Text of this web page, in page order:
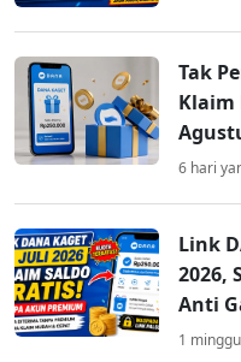
Tak
Klaim
6 hari
Link
2026,
Anti
1